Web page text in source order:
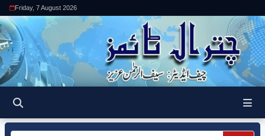
Friday, 7 August 2026